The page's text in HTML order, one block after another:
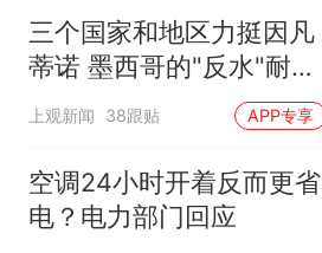
三个国家和地区力挺因凡
蒂诺 墨西哥的"反水"耐人
寻味
上观新闻 38跟贴 APP专享
空调24小时开着反而更省
电？电力部门回应